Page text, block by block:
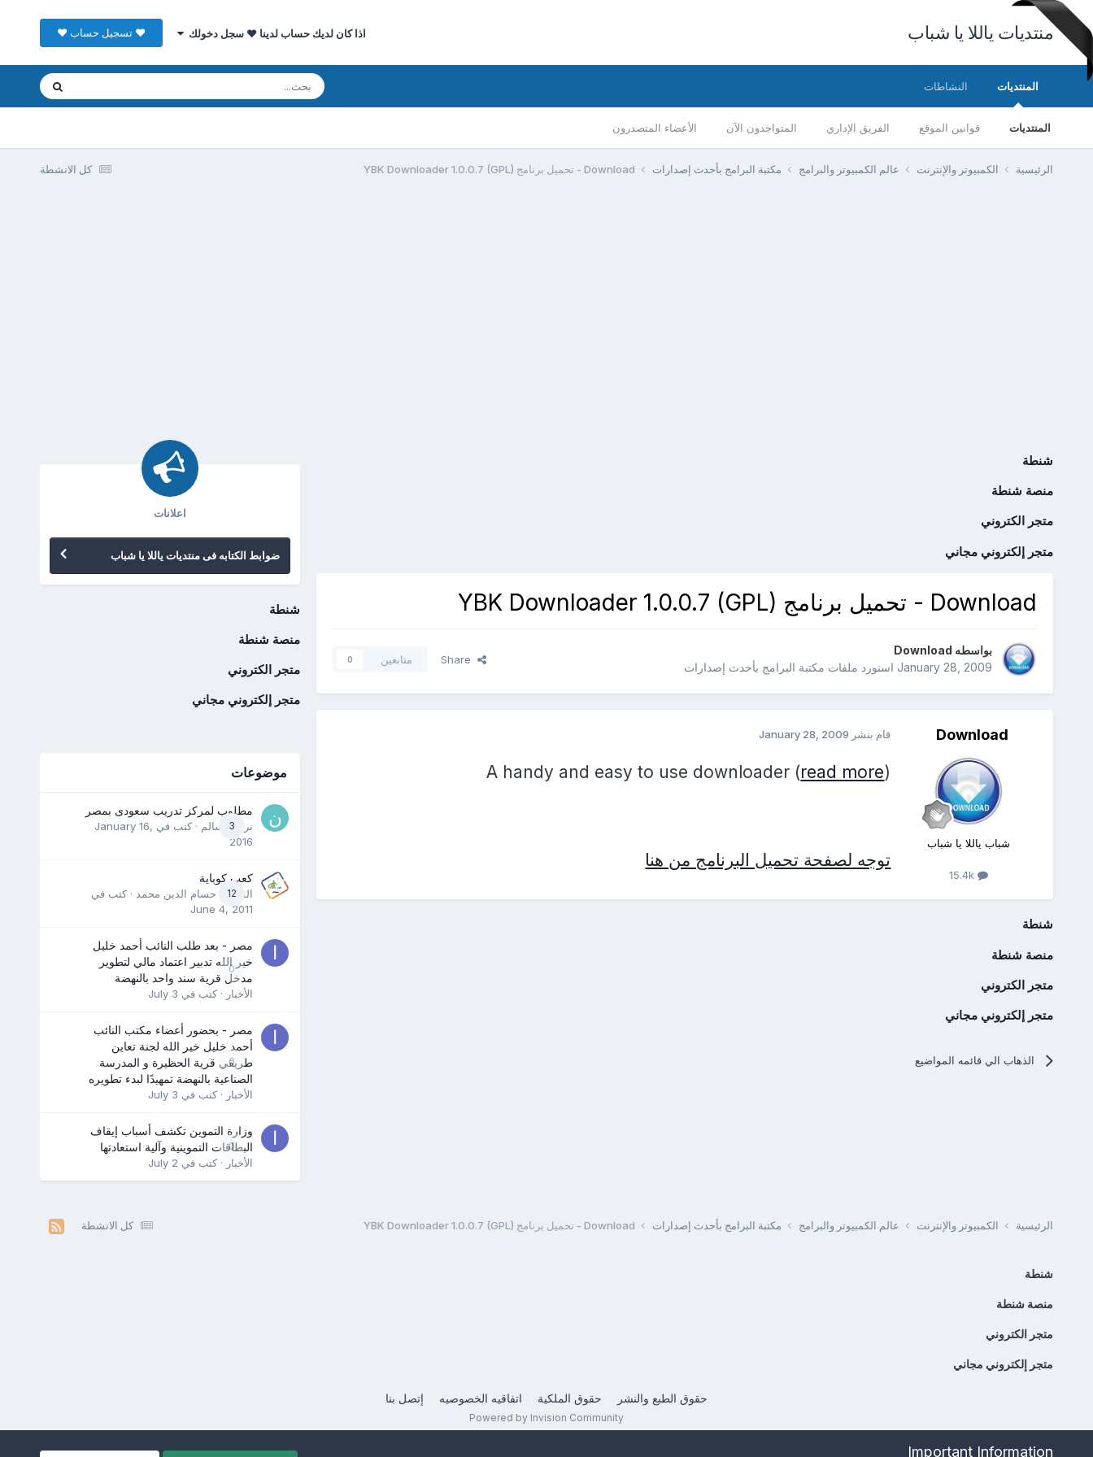
منتديات ياللا يا شباب اذا كان لديك حساب لدينا ♥ سجل دخولك ♥ تسجيل حساب ♥
المنتديات
المنتديات قوانين الموقع الفريق الإداري المتواجدون الآن الأعضاء المتصدرون
النشاطات
كل الانشطة الرئيسية الكمبيوتر والإنترنت عالم الكمبيوتر والبرامج مكتبة البرامج بأحدث إصدارات Download - تحميل برنامج YBK Downloader 1.0.0.7 (GPL)
شنطة
منصة شنطة
متجر الكتروني
متجر إلكتروني مجاني
Download - تحميل برنامج YBK Downloader 1.0.0.7 (GPL)
بواسطه Download
January 28, 2009استورد ملفات مكتبة البرامج بأحدث إصدارات
Share متابعين 0
Download
شباب ياللا يا شباب
15.4k
قام بنشر January 28, 2009
A handy and easy to use downloader (read more)
توجه لصفحة تحميل البرنامج من هنا
شنطة
منصة شنطة
متجر الكتروني
متجر إلكتروني مجاني
الذهاب الي قائمه المواضيع
اعلانات
ضوابط الكتابه فى منتديات ياللا يا شباب
شنطة
منصة شنطة
متجر الكتروني
متجر إلكتروني مجاني
موضوعات
3
مطلوب لمركز تدريب سعودى بمصر
نرمين سالم · كتب في January 16,
2016
12
كعب كوباية
المدرب حسام الدين محمد · كتب في
June 4, 2011
0
مصر - بعد طلب النائب أحمد خليل
خير الله تدبير اعتماد مالي لتطوير
مدخل قرية سند واحد بالنهضة
الأخبار · كتب في July 3
0
مصر - بحضور أعضاء مكتب النائب
أحمد خليل خير الله لجنة تعاين
طريقي قرية الحظيرة و المدرسة
الصناعية بالنهضة تمهيدًا لبدء تطويره
الأخبار · كتب في July 3
0
وزارة التموين تكشف أسباب إيقاف
البطاقات التموينية وآلية استعادتها
الأخبار · كتب في July 2
كل الانشطة الرئيسية الكمبيوتر والإنترنت عالم الكمبيوتر والبرامج مكتبة البرامج بأحدث إصدارات Download - تحميل برنامج YBK Downloader 1.0.0.7 (GPL)
شنطة
منصة شنطة
متجر الكتروني
متجر إلكتروني مجاني
حقوق الطبع والنشر حقوق الملكية اتفاقيه الخصوصيه إتصل بنا
Powered by Invision Community
Important Information